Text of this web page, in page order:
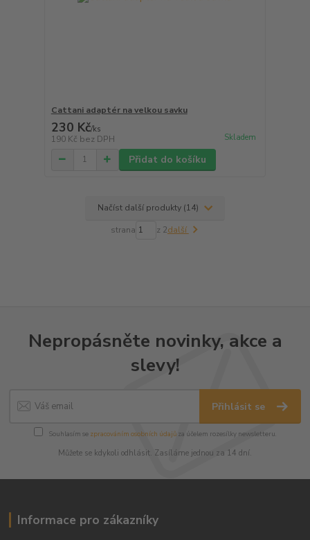
Cattani adaptér na velkou savku
230 Kč/ks
190 Kč bez DPH Skladem
Přidat do košíku
Načíst další produkty (14)
strana z 2další
Nepropásněte novinky, akce a
slevy!
Přihlásit se
Souhlasím se zpracováním osobních údajůza účelem rozesílky newsletteru.
Můžete se kdykoli odhlásit. Zasíláme jednou za 14 dní.
Informace pro zákazníky